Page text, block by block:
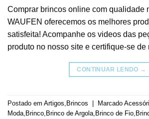
Comprar brincos online com qualidade
WAUFEN oferecemos os melhores
satisfeita! Acompanhe os videos das
produto no nosso site e certifique-se
CONTINUAR LENDO →
Postado em Artigos, Brincos Marcado
Moda, Brinco, Brinco de Argola, Brinco de Fio,